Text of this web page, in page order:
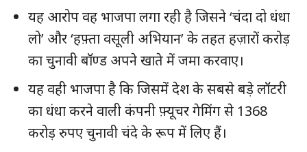
यह आरोप वह भाजपा लगा रही है जिसने ‘चंदा दो धंधा
लो’ और ‘हफ़्ता वसूली अभियान’ के तहत हज़ारों करोड़
का चुनावी बॉण्ड अपने खाते में जमा करवाए।
यह वही भाजपा है कि जिसमें देश के सबसे बड़े लॉटरी
का धंधा करने वाली कंपनी फ़्यूचर गेमिंग से 1368
करोड़ रुपए चुनावी चंदे के रूप में लिए हैं।